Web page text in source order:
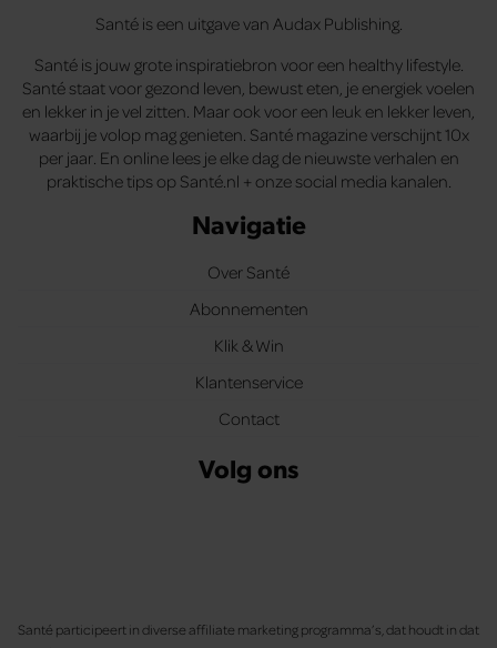
Santé is een uitgave van Audax Publishing.
Santé is jouw grote inspiratiebron voor een healthy lifestyle.
Santé staat voor gezond leven, bewust eten, je energiek voelen
en lekker in je vel zitten. Maar ook voor een leuk en lekker leven,
waarbij je volop mag genieten. Santé magazine verschijnt 10x
per jaar. En online lees je elke dag de nieuwste verhalen en
praktische tips op Santé.nl + onze social media kanalen.
Navigatie
Over Santé
Abonnementen
Klik & Win
Klantenservice
Contact
Volg ons
Santé participeert in diverse affiliate marketing programma’s, dat houdt in dat